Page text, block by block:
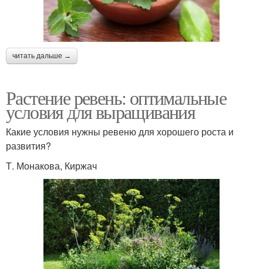
читать дальше →
Растение ревень: оптимальные
условия для выращивания
Какие условия нужны ревеню для хорошего роста и
развития?
Т. Монакова, Киржач